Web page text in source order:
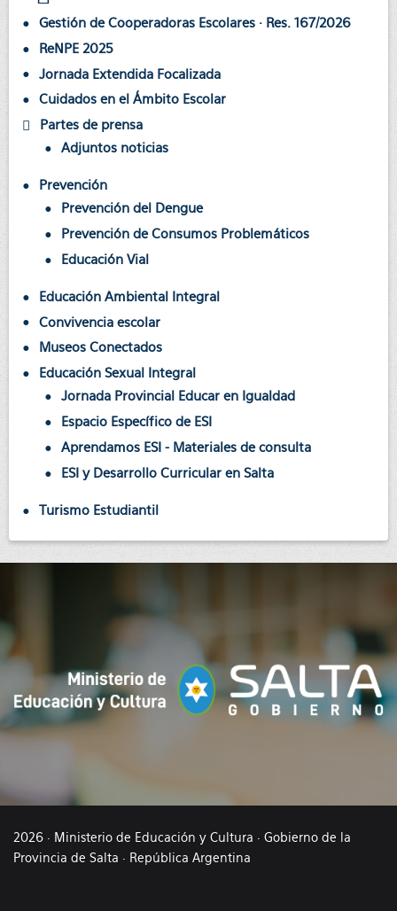
Gestión de Cooperadoras Escolares · Res. 167/2026
ReNPE 2025
Jornada Extendida Focalizada
Cuidados en el Ámbito Escolar
Partes de prensa
Adjuntos noticias
Prevención
Prevención del Dengue
Prevención de Consumos Problemáticos
Educación Vial
Educación Ambiental Integral
Convivencia escolar
Museos Conectados
Educación Sexual Integral
Jornada Provincial Educar en Igualdad
Espacio Específico de ESI
Aprendamos ESI - Materiales de consulta
ESI y Desarrollo Curricular en Salta
Turismo Estudiantil
2026 · Ministerio de Educación y Cultura · Gobierno de la
Provincia de Salta · República Argentina